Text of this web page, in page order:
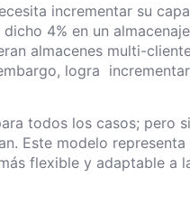
incrementar su
4% en un
almacenes multi-
logra
todos los casos; pero
Este modelo representa
flexible y adaptable a